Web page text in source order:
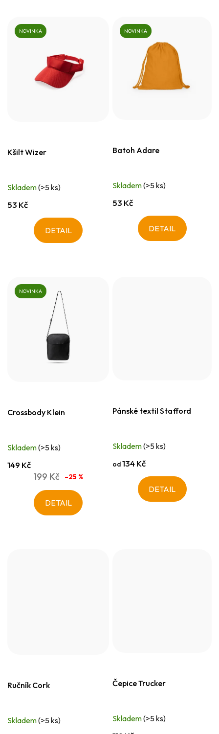
NOVINKA
Kšilt Wizer
Skladem(>5 ks)
53 Kč
DETAIL
NOVINKA
Batoh Adare
Skladem(>5 ks)
53 Kč
DETAIL
NOVINKA
Crossbody Klein
Skladem(>5 ks)
149 Kč
199 Kč –25 %
DETAIL
Pánské textil Stafford
Skladem(>5 ks)
od134 Kč
DETAIL
Ručník Cork
Skladem(>5 ks)
Čepice Trucker
Skladem(>5 ks)